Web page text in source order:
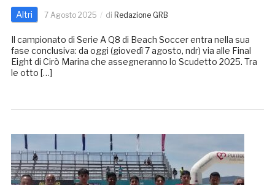
Altri 7 Agosto 2025 di Redazione GRB
Il campionato di Serie A Q8 di Beach Soccer entra nella sua
fase conclusiva: da oggi (giovedì 7 agosto, ndr) via alle Final
Eight di Cirò Marina che assegneranno lo Scudetto 2025. Tra
le otto […]